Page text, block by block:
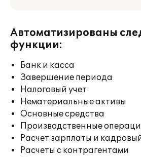
Автоматизированы
функции:
Банк и касса
Завершение периода
Налоговый учет
Нематериальные активы
Основные средства
Производственные
Расчет зарплаты и
Расчеты с контрагентами